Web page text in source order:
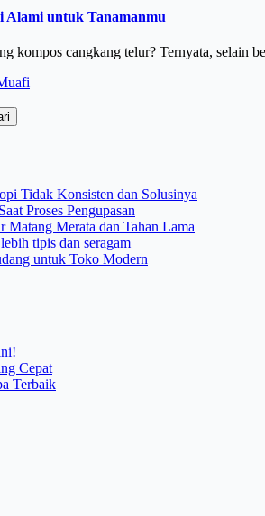
Alami untuk Tanamanmu
kompos cangkang telur? Ternyata,
Tidak Konsisten dan Solusinya
Proses Pengupasan
Merata dan Tahan Lama
tipis dan seragam
untuk Toko Modern
Cepat
Terbaik